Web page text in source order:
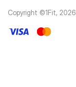
Copyright ©1Fit, 2026